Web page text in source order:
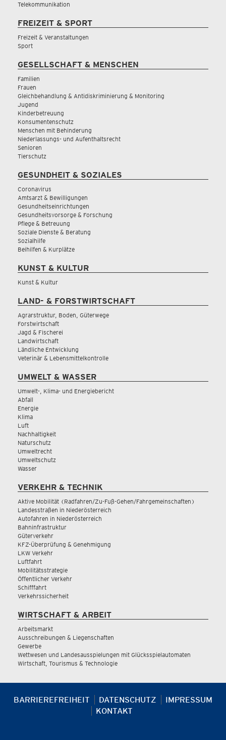
Telekommunikation
FREIZEIT & SPORT
Freizeit & Veranstaltungen
Sport
GESELLSCHAFT & MENSCHEN
Familien
Frauen
Gleichbehandlung & Antidiskriminierung & Monitoring
Jugend
Kinderbetreuung
Konsumentenschutz
Menschen mit Behinderung
Niederlassungs- und Aufenthaltsrecht
Senioren
Tierschutz
GESUNDHEIT & SOZIALES
Coronavirus
Amtsarzt & Bewilligungen
Gesundheitseinrichtungen
Gesundheitsvorsorge & Forschung
Pflege & Betreuung
Soziale Dienste & Beratung
Sozialhilfe
Beihilfen & Kurplätze
KUNST & KULTUR
Kunst & Kultur
LAND- & FORSTWIRTSCHAFT
Agrarstruktur, Boden, Güterwege
Forstwirtschaft
Jagd & Fischerei
Landwirtschaft
Ländliche Entwicklung
Veterinär & Lebensmittelkontrolle
UMWELT & WASSER
Umwelt-, Klima- und Energiebericht
Abfall
Energie
Klima
Luft
Nachhaltigkeit
Naturschutz
Umweltrecht
Umweltschutz
Wasser
VERKEHR & TECHNIK
Aktive Mobilität (Radfahren/Zu-Fuß-Gehen/Fahrgemeinschaften)
Landesstraßen in Niederösterreich
Autofahren in Niederösterreich
Bahninfrastruktur
Güterverkehr
KFZ-Überprüfung & Genehmigung
LKW Verkehr
Luftfahrt
Mobilitätsstrategie
Öffentlicher Verkehr
Schifffahrt
Verkehrssicherheit
WIRTSCHAFT & ARBEIT
Arbeitsmarkt
Ausschreibungen & Liegenschaften
Gewerbe
Wettwesen und Landesausspielungen mit Glücksspielautomaten
Wirtschaft, Tourismus & Technologie
BARRIEREFREIHEIT DATENSCHUTZ
IMPRESSUM
KONTAKT